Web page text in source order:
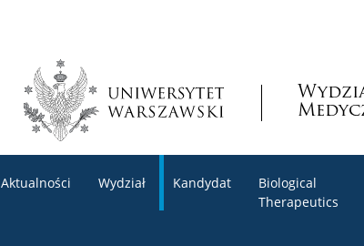
Aktualności Wydział Kandydat
Biological
Therapeutics